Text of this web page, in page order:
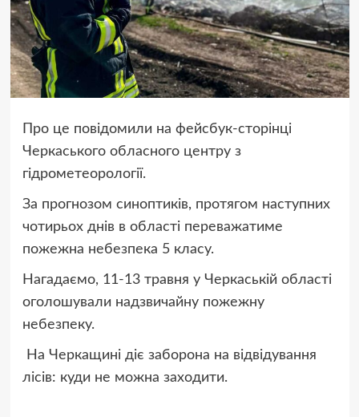
Про це повідомили на фейсбук-сторінці
Черкаського обласного центру з
гідрометеорології.
За прогнозом синоптиків, протягом наступних
чотирьох днів в області переважатиме
пожежна небезпека 5 класу.
Нагадаємо, 11-13 травня у Черкаській області
оголошували надзвичайну пожежну
небезпеку.
На Черкащині діє заборона на відвідування
лісів: куди не можна заходити.